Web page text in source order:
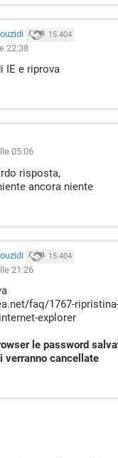
15.404
22:38
IE e riprova
05:06
risposta,
ancora niente
15.404
21:26
faq/1767-
explorer
le password
verranno cancellate